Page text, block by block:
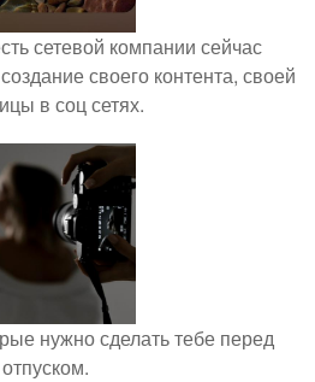
сетевой компании сейчас
своего контента, своей
в соц сетях.
нужно сделать тебе перед
отпуском.